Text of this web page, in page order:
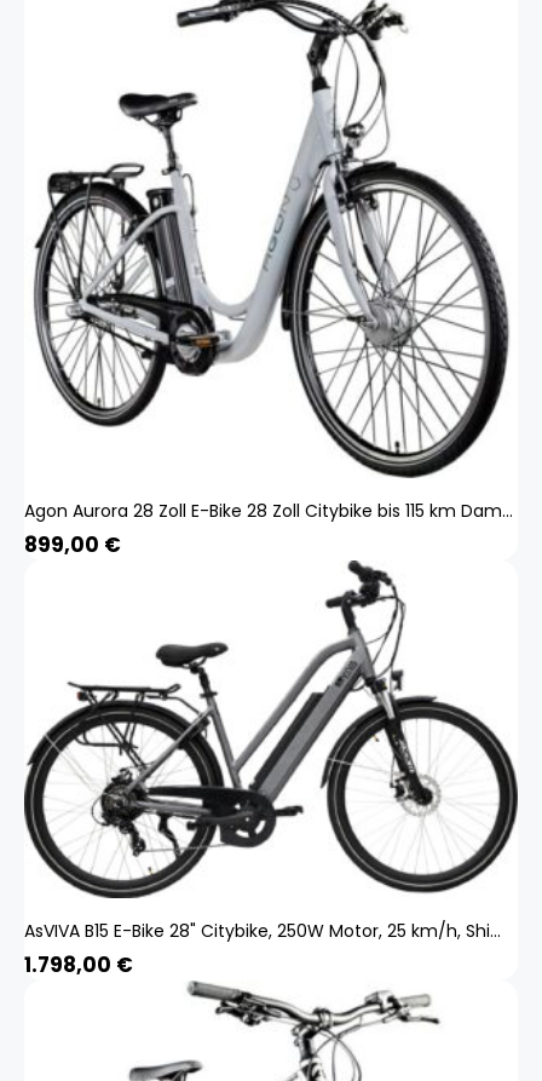
Agon Aurora 28 Zoll E-Bike 28 Zoll Citybike bis 115 km Damen Herren 150 - 175 cm Pedelec Elektrofahrrad 3 Gang und Beleuchtung StVZO
899,00 €
AsVIVA B15 E-Bike 28" Citybike, 250W Motor, 25 km/h, Shimano, LED, Akku B15_FBA_GS
1.798,00 €